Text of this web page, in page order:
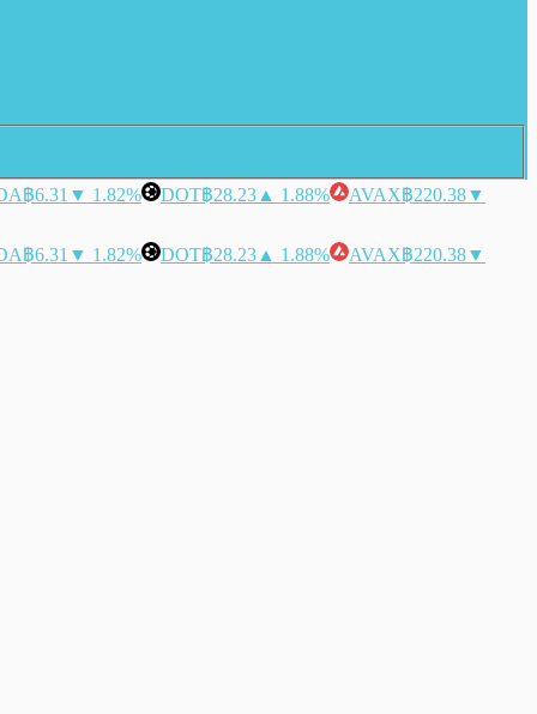
฿6.31 ▼ 1.82% DOT฿28.23 ▲ 1.88% AVAX฿220.38▼
฿6.31 ▼ 1.82% DOT฿28.23 ▲ 1.88% AVAX฿220.38▼